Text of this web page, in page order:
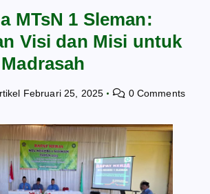
MTsN 1 Sleman:
Visi dan Misi untuk
Februari 25, 2025 0 Comments